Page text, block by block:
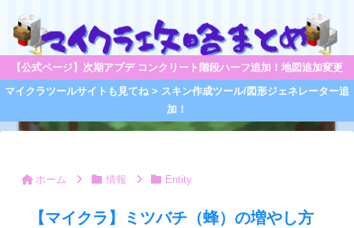
【公式ページ】次期アプデ コンクリート階段ハーフ追加！地図追加変更
マイクラツールサイトも見てね > スキン作成ツール/図形ジェネレーター追
加！
ホーム 情報 Entity
【マイクラ】ミツバチ（蜂）の増やし方